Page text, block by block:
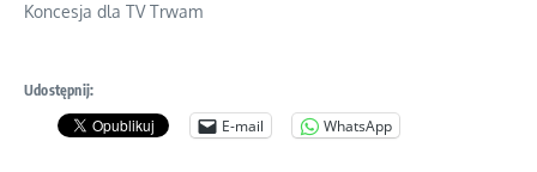
Koncesja dla TV Trwam
Udostępnij:
E-mail WhatsApp